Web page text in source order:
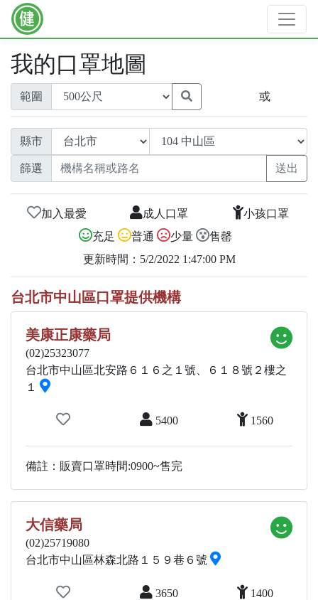
我的口罩地圖
範圍 或
縣市
篩選
加入最愛 成人口罩
小孩口罩
充足
普通 少量
售罄
更新時間：5/2/2022 1:47:00 PM
台北市中山區口罩提供機構
美康正康藥局
(02)25323077
台北市中山區北安路６１６之１號、６１８號２樓之
１
5400 1560
備註：販賣口罩時間:0900~售完
大信藥局
(02)25719080
台北市中山區林森北路１５９巷６號
3650 1400